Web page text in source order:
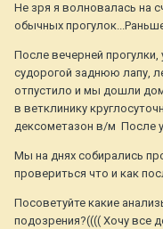
Не зря я волновалась на
обычных
После вечерней
судорогой заднюю лапу,
отпустило и мы дошли
в ветклинику
дексометазон в/м После
Мы на днях собирались
провериться что и как
Посоветуйте какие
подозрения?(((( Хочу все